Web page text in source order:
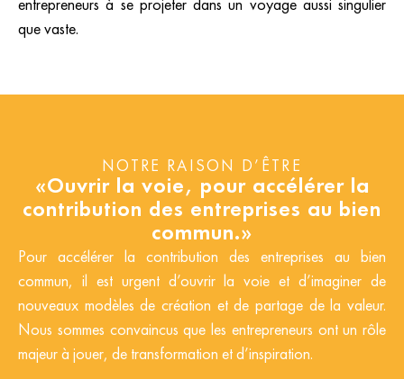
que vaste.
NOTRE RAISON D’ÊTRE
«Ouvrir la voie, pour accélérer la
contribution des entreprises au bien
commun.»
Pour accélérer la contribution des entreprises au bien
commun, il est urgent d’ouvrir la voie et d’imaginer de
nouveaux modèles de création et de partage de la valeur.
Nous sommes convaincus que les entrepreneurs ont un rôle
majeur à jouer, de transformation et d’inspiration.